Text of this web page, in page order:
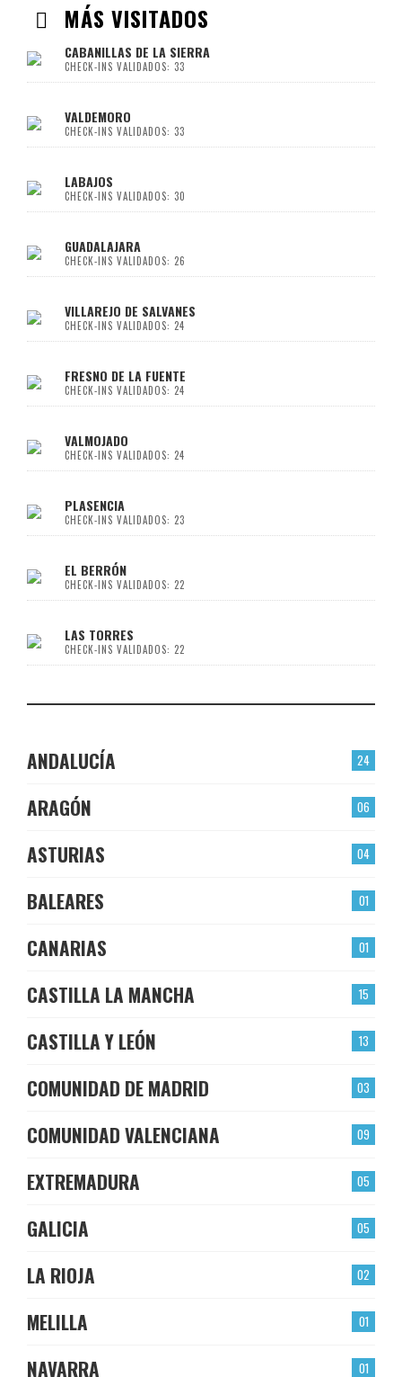
MÁS VISITADOS
CABANILLAS DE LA SIERRA
CHECK-INS VALIDADOS: 33
VALDEMORO
CHECK-INS VALIDADOS: 33
LABAJOS
CHECK-INS VALIDADOS: 30
GUADALAJARA
CHECK-INS VALIDADOS: 26
VILLAREJO DE SALVANES
CHECK-INS VALIDADOS: 24
FRESNO DE LA FUENTE
CHECK-INS VALIDADOS: 24
VALMOJADO
CHECK-INS VALIDADOS: 24
PLASENCIA
CHECK-INS VALIDADOS: 23
EL BERRÓN
CHECK-INS VALIDADOS: 22
LAS TORRES
CHECK-INS VALIDADOS: 22
24
ANDALUCÍA
06
ARAGÓN
04
ASTURIAS
01
BALEARES
01
CANARIAS
15
CASTILLA LA MANCHA
13
CASTILLA Y LEÓN
03
COMUNIDAD DE MADRID
09
COMUNIDAD VALENCIANA
05
EXTREMADURA
05
GALICIA
02
LA RIOJA
01
MELILLA
01
NAVARRA